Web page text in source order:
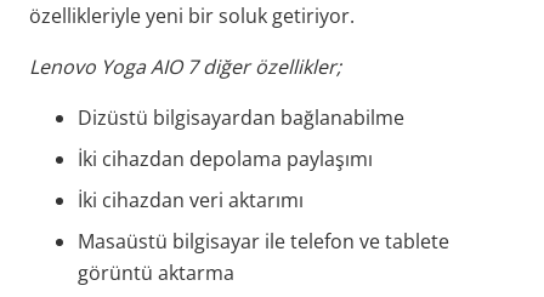
özellikleriyle yeni bir soluk getiriyor.
Lenovo Yoga AIO 7 diğer özellikler;
Dizüstü bilgisayardan bağlanabilme
İki cihazdan depolama paylaşımı
İki cihazdan veri aktarımı
Masaüstü bilgisayar ile telefon ve tablete
görüntü aktarma